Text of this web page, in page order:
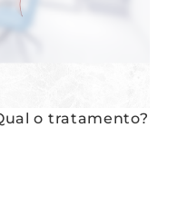
o tratamento?